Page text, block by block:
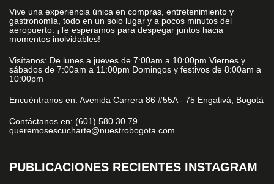
Vive una experiencia única en compras, entretenimiento y
gastronomía, todo en un solo lugar y a pocos minutos del
aeropuerto. ¡Te esperamos para despegar juntos hacia
momentos inolvidables!
Visítanos: De lunes a jueves de 7:00am a 10:00pm Viernes y
sábados de 7:00am a 11:00pm Domingos y festivos de 8:00am a
10:00pm
Encuéntranos en: Avenida Carrera 86 #55A - 75 Engativá, Bogotá
Contáctanos en: (601) 580 30 79
queremosescucharte@nuestrobogota.com
PUBLICACIONES RECIENTES INSTAGRAM